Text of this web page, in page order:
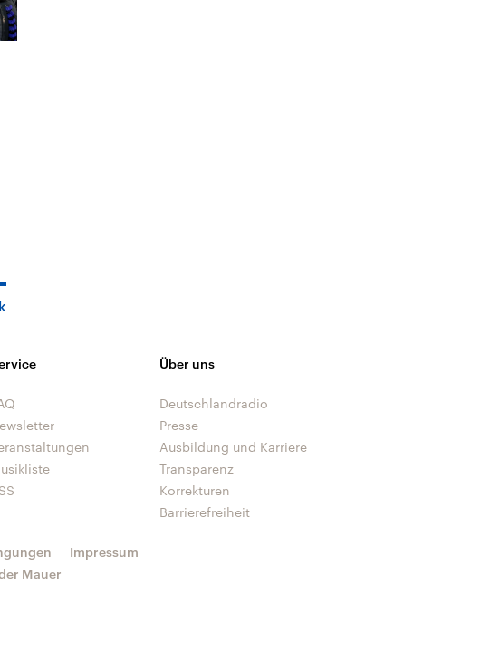
Über uns
Deutschlandradio
Presse
Ausbildung und Karriere
Transparenz
Korrekturen
Barrierefreiheit
Impressum
Mauer